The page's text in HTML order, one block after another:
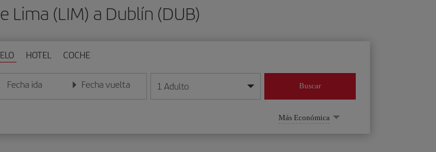
Lima (LIM) a Dublín (DUB)
HOTEL COCHE
Fecha ida
Introduce la fecha en formato día/mes/año
Fecha vuelta
Introduce la fecha en formato día/mes/año
1 Adulto Buscar
Más Económica